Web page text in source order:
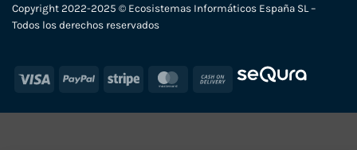
Copyright 2022-2025 © Ecosistemas Informáticos España SL –
Todos los derechos reservados
Visa PayPal Stripe MasterCard
Cash